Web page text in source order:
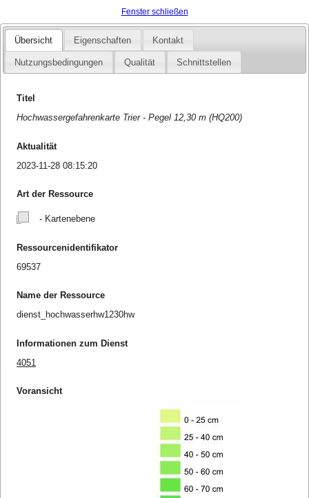
Fenster schließen
Übersicht Eigenschaften Kontakt
Nutzungsbedingungen Qualität Schnittstellen
Titel
Hochwassergefahrenkarte Trier - Pegel 12,30 m (HQ200)
Aktualität
2023-11-28 08:15:20
Art der Ressource
- Kartenebene
Ressourcenidentifikator
69537
Name der Ressource
dienst_hochwasserhw1230hw
Informationen zum Dienst
4051
Voransicht